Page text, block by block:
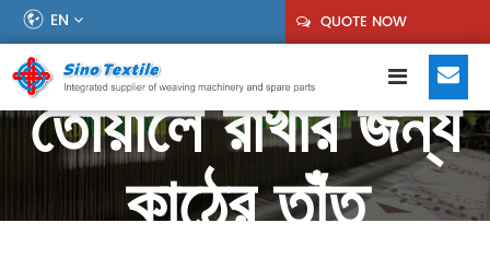
EN QUOTE NOW
তোয়ালে রাখার জন্য
কাঠের তাঁত